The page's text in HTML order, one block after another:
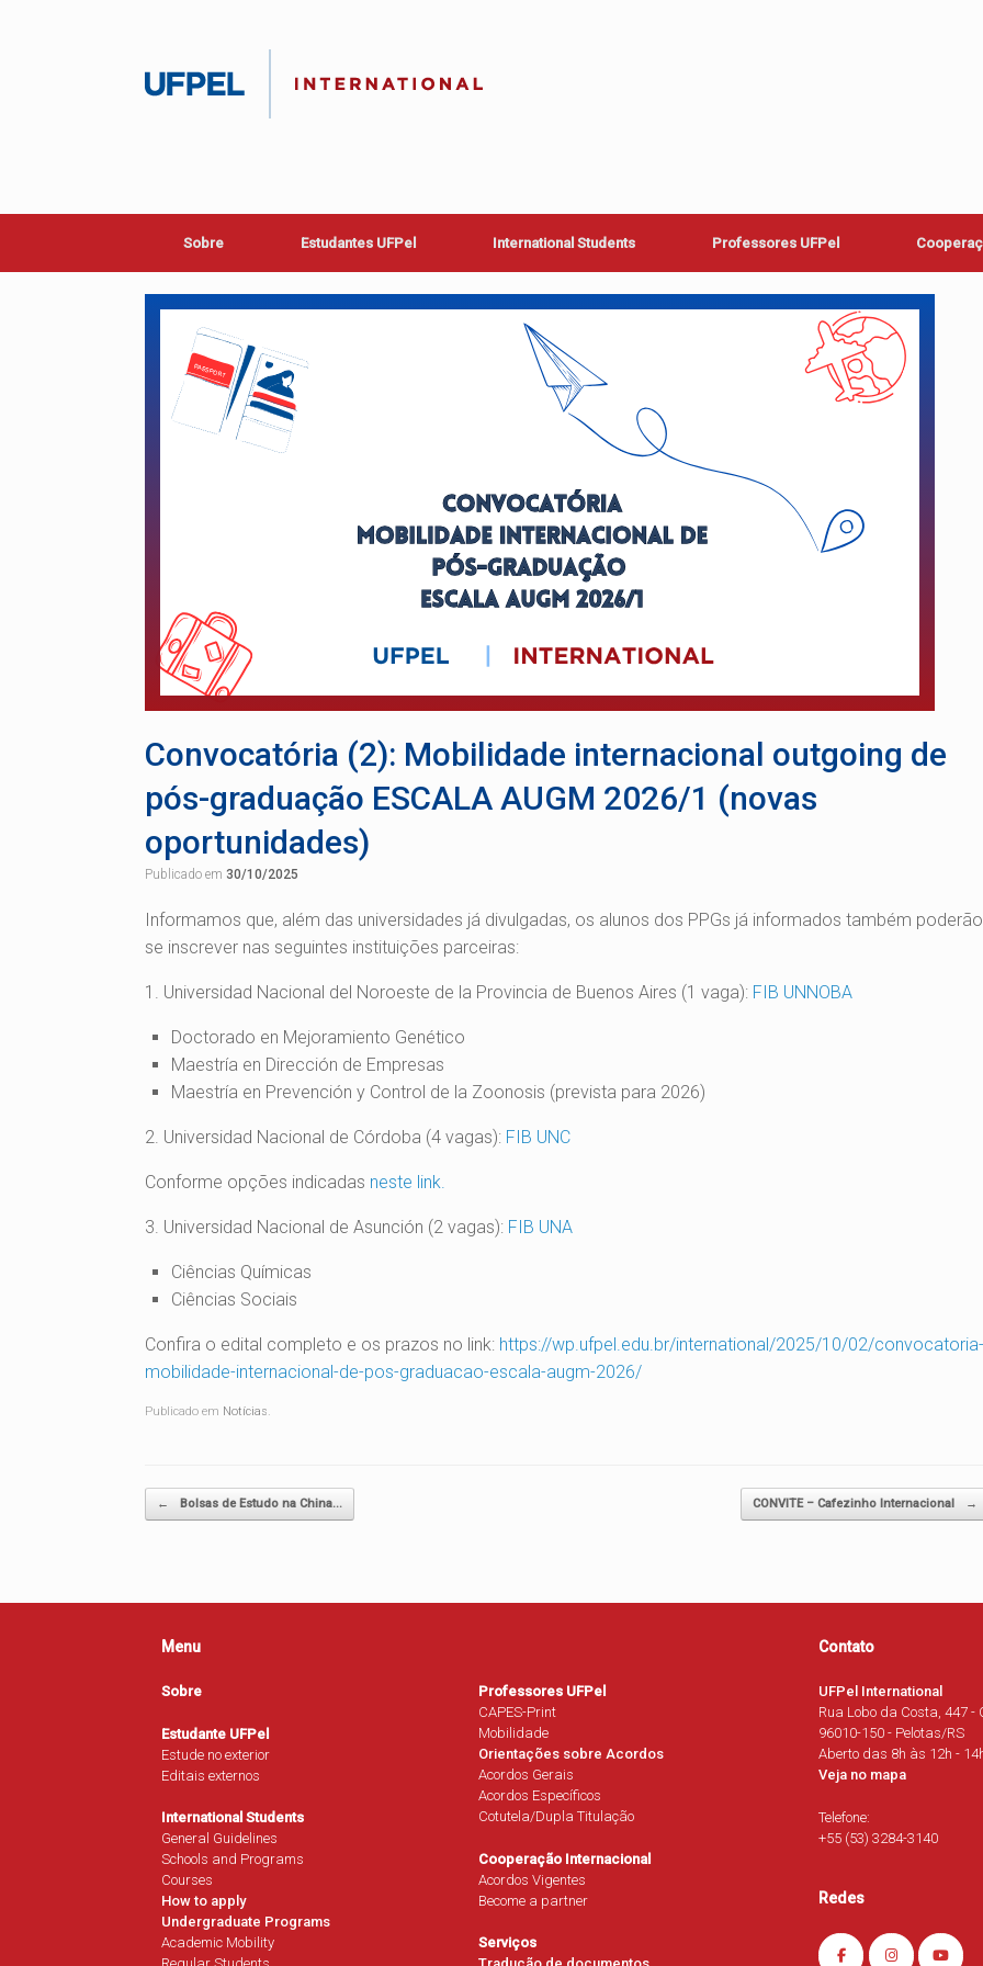
Sobre Estudantes UFPel International Students Professores UFPel
Convocatória (2): Mobilidade internacional outgoing de
pós-graduação ESCALA AUGM 2026/1 (novas
oportunidades)
Publicado em 30/10/2025
Informamos que, além das universidades já divulgadas, os alunos dos PPGs já informados também poderão
se inscrever nas seguintes instituições parceiras:
1. Universidad Nacional del Noroeste de la Provincia de Buenos Aires (1 vaga): FIB UNNOBA
Doctorado en Mejoramiento Genético
Maestría en Dirección de Empresas
Maestría en Prevención y Control de la Zoonosis (prevista para 2026)
2. Universidad Nacional de Córdoba (4 vagas): FIB UNC
Conforme opções indicadas neste link.
3. Universidad Nacional de Asunción (2 vagas): FIB UNA
Ciências Químicas
Ciências Sociais
Confira o edital completo e os prazos no link: https://wp.ufpel.edu.br/international/2025/10/02/convocatoria-
mobilidade-internacional-de-pos-graduacao-escala-augm-2026/
Publicado em Notícias.
Navegação de posts
← Bolsas de Estudo na China… CONVITE – Cafezinho Internacional →
Menu
Sobre
Estudante UFPel
Estude no exterior
Editais externos
International Students
General Guidelines
Schools and Programs
Courses
How to apply
Undergraduate Programs
Academic Mobility
Professores UFPel
CAPES-Print
Mobilidade
Orientações sobre Acordos
Acordos Gerais
Acordos Específicos
Cotutela/Dupla Titulação
Cooperação Internacional
Acordos Vigentes
Become a partner
Serviços
Contato
UFPel International
Rua Lobo da Costa, 447 -
96010-150 - Pelotas/RS
Aberto das 8h às 12h -
Veja no mapa
Telefone:
+55 (53) 3284-3140
Redes